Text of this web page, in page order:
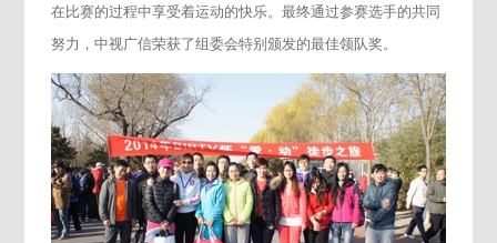
在比赛的过程中享受着运动的快乐。最终通过参赛选手的共同
努力，中视广信荣获了组委会特别颁发的最佳领队奖。